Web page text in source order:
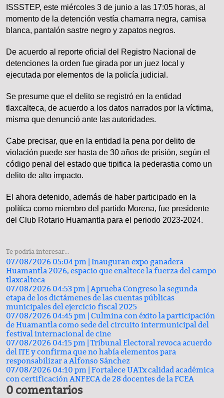
ISSSTEP, este miércoles 3 de junio a las 17:05 horas, al
momento de la detención vestía chamarra negra, camisa
blanca, pantalón sastre negro y zapatos negros.
De acuerdo al reporte oficial del Registro Nacional de
detenciones la orden fue girada por un juez local y
ejecutada por elementos de la policía judicial.
Se presume que el delito se registró en la entidad
tlaxcalteca, de acuerdo a los datos narrados por la víctima,
misma que denunció ante las autoridades.
Cabe precisar, que en la entidad la pena por delito de
violación puede ser hasta de 30 años de prisión, según el
código penal del estado que tipifica la pederastia como un
delito de alto impacto.
El ahora detenido, además de haber participado en la
política como miembro del partido Morena, fue presidente
del Club Rotario Huamantla para el periodo 2023-2024.
Te podría interesar...
07/08/2026 05:04 pm | Inauguran expo ganadera
Huamantla 2026, espacio que enaltece la fuerza del campo
tlaxcalteca
07/08/2026 04:53 pm | Aprueba Congreso la segunda
etapa de los dictámenes de las cuentas públicas
municipales del ejercicio fiscal 2025
07/08/2026 04:45 pm | Culmina con éxito la participación
de Huamantla como sede del circuito intermunicipal del
festival internacional de cine
07/08/2026 04:15 pm | Tribunal Electoral revoca acuerdo
del ITE y confirma que no había elementos para
responsabilizar a Alfonso Sánchez
07/08/2026 04:10 pm | Fortalece UATx calidad académica
con certificación ANFECA de 28 docentes de la FCEA
0 comentarios